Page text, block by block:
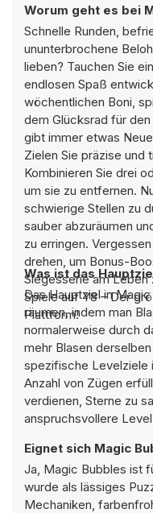
Worum geht es bei
Schnelle Runden,
ununterbrochene
lieben? Tauchen Sie
endlosen Spaß
wöchentlichen Boni,
dem Glücksrad für
gibt immer etwas
Zielen Sie präzise und
Kombinieren Sie drei
um sie zu entfernen.
schwierige Stellen zu
sauber abzuräumen
zu erringen.
drehen, um Bonus-
Siegesserie am Leben
Spiele auf Y8 – Der
Plattform!
Was ist das
Das Hauptziel in
räumen, indem man
normalerweise durch
mehr Blasen
spezifische Levelziele
Anzahl von Zügen
verdienen, Sterne zu
anspruchsvollere
Eignet sich Magic
Ja, Magic Bubbles ist
wurde als lässiges
Mechaniken,